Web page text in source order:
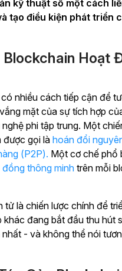
kỹ thuật số một cách
tạo điều kiện phát triển
Hoạt
nhiều cách tiếp cận để
mặt của sự tích hợp
phi tập trung. Một
được gọi là hoán đổi
(P2P). Một cơ chế phổ
đồng thông minhtrên mỗi
là chiến lược chính để
đang bắt đầu thu hút
- và không thể nói